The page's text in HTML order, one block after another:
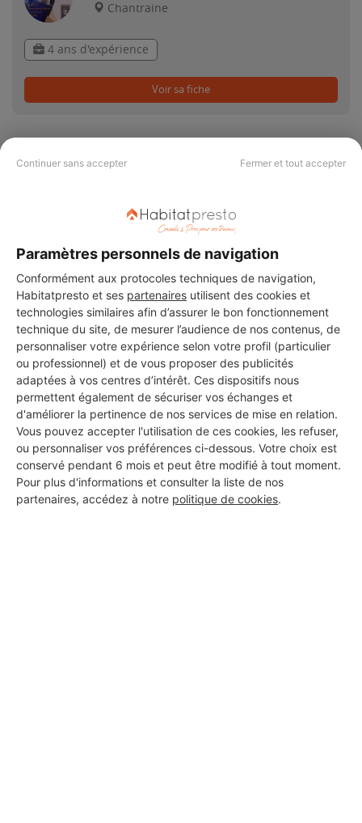
Continuer sans accepter Fermer et tout accepter
Paramètres personnels de navigation
Conformément aux protocoles techniques de navigation,
Habitatpresto et ses partenaires utilisent des cookies et
technologies similaires afin d’assurer le bon fonctionnement
technique du site, de mesurer l’audience de nos contenus, de
personnaliser votre expérience selon votre profil (particulier
ou professionnel) et de vous proposer des publicités
adaptées à vos centres d’intérêt. Ces dispositifs nous
permettent également de sécuriser vos échanges et
d'améliorer la pertinence de nos services de mise en relation.
Vous pouvez accepter l'utilisation de ces cookies, les refuser,
ou personnaliser vos préférences ci-dessous. Votre choix est
conservé pendant 6 mois et peut être modifié à tout moment.
Pour plus d'informations et consulter la liste de nos
partenaires, accédez à notre politique de cookies.
Chantraine
4 ans d'expérience
Voir sa fiche
PAS LE TEMPS DE
CHERCHER ?
Vous souhaitez réaliser des travaux et ne savez quel professionnel
choisir ? Demandez des devis travauxauprès de notre réseau de 5 000
professionnels partout en France.
DEMANDER UN DEVIS